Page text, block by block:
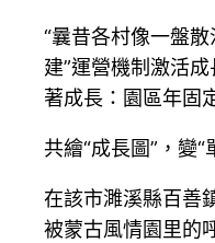
“曩昔各村像一盤
建”運營機制激活
著成長：園區年固
共繪“成長圖”，變“
在該市濉溪縣百善
被蒙古風情園里的